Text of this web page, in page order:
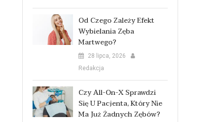
Od Czego Zależy Efekt
Wybielania Zęba
Martwego?
28 lipca, 2026
Redakcja
Czy All-On-X Sprawdzi
Się U Pacjenta, Który Nie
Ma Już Żadnych Zębów?